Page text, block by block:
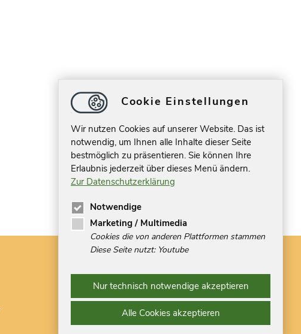
DATENSCHUTZ IMPRESSUM
Cookie Einstellungen
Wir nutzen Cookies auf unserer Website. Das ist
notwendig, um Ihnen alle Inhalte dieser Seite
bestmöglich zu präsentieren. Sie können Ihre
Erlaubnis jederzeit über dieses Menü ändern.
Zur Datenschutzerklärung
Notwendige
Marketing / Multimedia
Cookies die von anderen Plattformen stammen
Diese Seite nutzt: Youtube
Nur technisch notwendige akzeptieren
Alle Cookies akzeptieren